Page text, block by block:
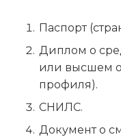
Паспорт
Диплом о
или высшем
профиля).
СНИЛС.
Документ о